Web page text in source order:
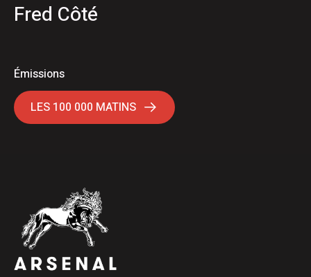
Fred Côté
Émissions
LES 100 000 MATINS